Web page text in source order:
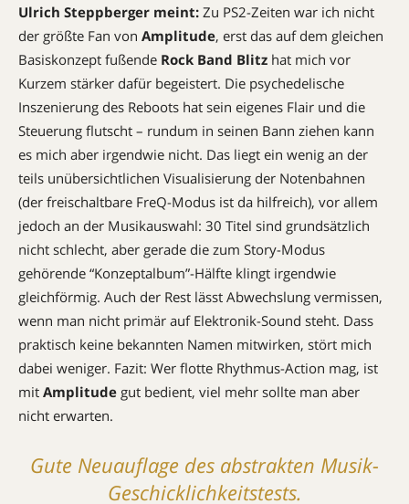
Ulrich Steppberger meint: Zu PS2-Zeiten war ich nicht
der größte Fan von Amplitude, erst das auf dem gleichen
Basiskonzept fußende Rock Band Blitz hat mich vor
Kurzem stärker dafür begeistert. Die psychedelische
Inszenierung des Reboots hat sein eigenes Flair und die
Steuerung flutscht – rundum in seinen Bann ziehen kann
es mich aber irgendwie nicht. Das liegt ein wenig an der
teils unübersichtlichen Visualisierung der Notenbahnen
(der freischaltbare FreQ-Modus ist da hilfreich), vor allem
jedoch an der Musikauswahl: 30 Titel sind grundsätzlich
nicht schlecht, aber gerade die zum Story-Modus
gehörende “Konzeptalbum”-Hälfte klingt irgendwie
gleichförmig. Auch der Rest lässt Abwechslung vermissen,
wenn man nicht primär auf Elektronik-Sound steht. Dass
praktisch keine bekannten Namen mitwirken, stört mich
dabei weniger. Fazit: Wer flotte Rhythmus-Action mag, ist
mit Amplitude gut bedient, viel mehr sollte man aber
nicht erwarten.
Gute Neuauflage des abstrakten Musik-
Geschicklichkeitstests.